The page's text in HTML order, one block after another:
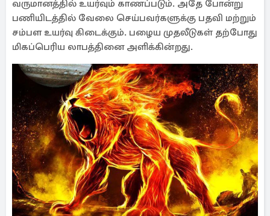
வருமானத்தில் உயர்வும் காணப்படும். அதே போன்று
பணியிடத்தில் வேலை செய்பவர்களுக்கு பதவி மற்றும்
சம்பள உயர்வு கிடைக்கும். பழைய முதலீடுகள் தற்போது
மிகப்பெரிய லாபத்தினை அளிக்கின்றது.